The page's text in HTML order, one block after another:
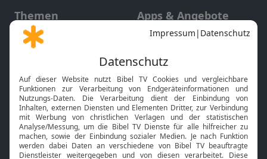
Themen
Gott und Bibel erklärt
Neuigkeiten
Apps & Angebote
Mobile App
Smart TV
HbbTV
Bibelthek Online-Bibel
Nächster Gottesdienst